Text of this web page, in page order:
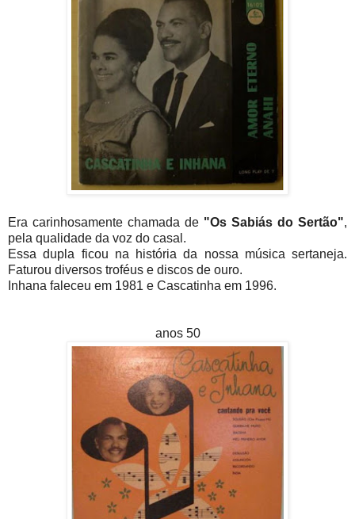
Era carinhosamente chamada de "Os Sabiás do Sertão",
pela qualidade da voz do casal.
Essa dupla ficou na história da nossa música sertaneja.
Faturou diversos troféus e discos de ouro.
Inhana faleceu em 1981 e Cascatinha em 1996.
anos 50